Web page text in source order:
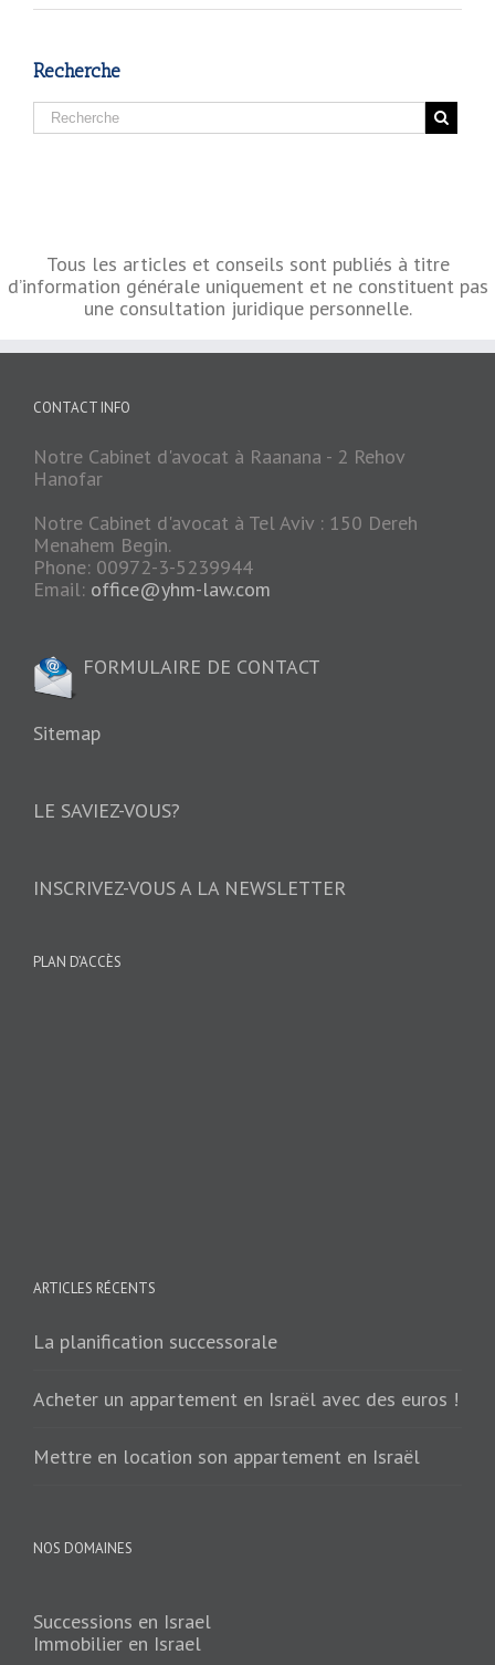
Recherche
Tous les articles et conseils sont publiés à titre
d’information générale uniquement et ne constituent pas
une consultation juridique personnelle.
CONTACT INFO
Notre Cabinet d'avocat à Raanana - 2 Rehov
Hanofar
Notre Cabinet d'avocat à Tel Aviv : 150 Dereh
Menahem Begin.
Phone: 00972-3-5239944
Email: office@yhm-law.com
FORMULAIRE DE CONTACT
Sitemap
LE SAVIEZ-VOUS?
INSCRIVEZ-VOUS A LA NEWSLETTER
PLAN D’ACCÈS
ARTICLES RÉCENTS
La planification successorale
Acheter un appartement en Israël avec des euros !
Mettre en location son appartement en Israël
NOS DOMAINES
Successions en Israel
Immobilier en Israel